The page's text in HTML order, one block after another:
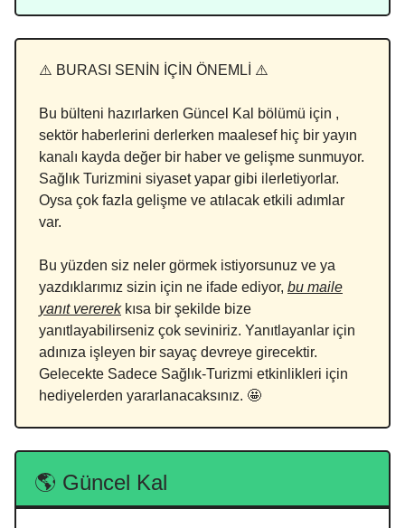
⚠️ BURASI SENİN İÇİN ÖNEMLİ ⚠️
Bu bülteni hazırlarken Güncel Kal bölümü için ,
sektör haberlerini derlerken maalesef hiç bir yayın
kanalı kayda değer bir haber ve gelişme sunmuyor.
Sağlık Turizmini siyaset yapar gibi ilerletiyorlar.
Oysa çok fazla gelişme ve atılacak etkili adımlar
var.
Bu yüzden siz neler görmek istiyorsunuz ve ya
yazdıklarımız sizin için ne ifade ediyor, bu maile
yanıt vererekkısa bir şekilde bize
yanıtlayabilirseniz çok seviniriz. Yanıtlayanlar için
adınıza işleyen bir sayaç devreye girecektir.
Gelecekte Sadece Sağlık-Turizmi etkinlikleri için
hediyelerden yararlanacaksınız. 🤩
🌎 Güncel Kal